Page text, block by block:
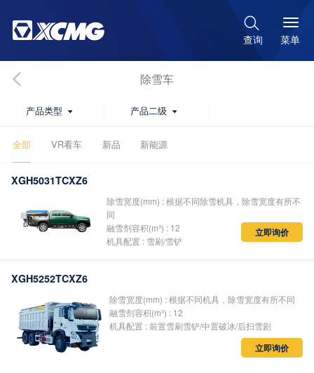

查询 菜单
除雪车
产品类型  产品二级 
全部 VR看车 新品 新能源
XGH5031TCXZ6
除雪宽度(mm) : 根据不同除雪机具，除雪宽度有所不
同
融雪剂容积(m³) : 12
机具配置 : 雪刷/雪铲
立即询价
XGH5252TCXZ6
除雪宽度(mm) : 根据不同机具，除雪宽度有所不同
融雪剂容积(m³) : 12
机具配置 : 前置雪刷雪铲/中置破冰/后扫雪剧
立即询价